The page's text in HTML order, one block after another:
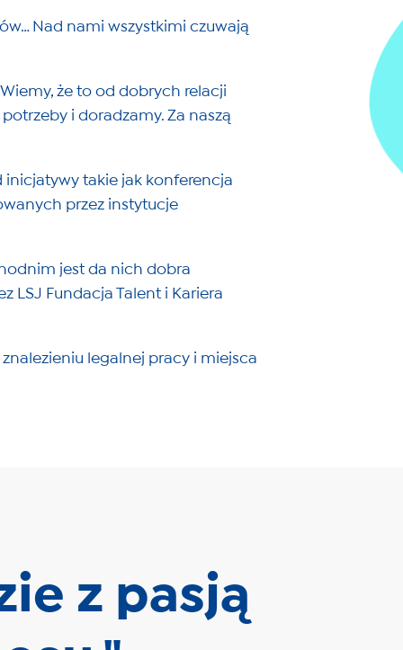
Nad nami wszystkimi czuwają
że to od dobrych relacji
i doradzamy. Za naszą
inicjatywy takie jak konferencja
przez instytucje
jest da nich dobra
LSJ Fundacja Talent i Kariera
legalnej pracy i miejsca
z pasją